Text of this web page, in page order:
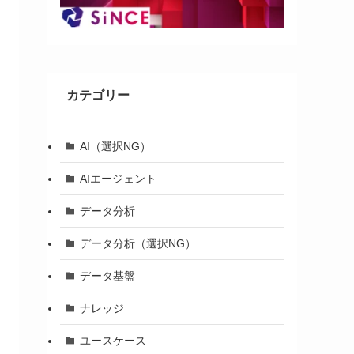
カテゴリー
AI（選択NG）
AIエージェント
データ分析
データ分析（選択NG）
データ基盤
ナレッジ
ユースケース